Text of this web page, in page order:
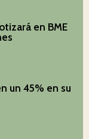
en BME
un 45% en su